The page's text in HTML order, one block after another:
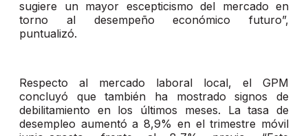
sugiere un mayor escepticismo del mercado en
torno al desempeño económico futuro”,
puntualizó.
Respecto al mercado laboral local, el GPM
concluyó que también ha mostrado signos de
debilitamiento en los últimos meses. La tasa de
desempleo aumentó a 8,9% en el trimestre móvil